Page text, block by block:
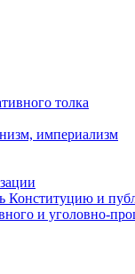
толка
империализм
Конституцию и
и уголовно-